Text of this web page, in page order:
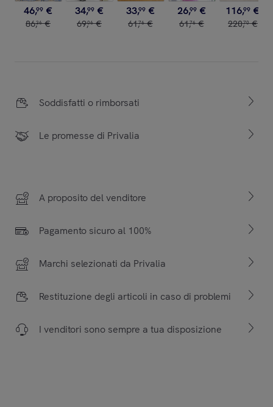
46,99 €
86,36 €
34,99 €
69,06 €
33,99 €
61,76 €
26,99 €
61,76 €
116,99 €
220,70 €
Soddisfatti o rimborsati
Le promesse di Privalia
A proposito del venditore
Pagamento sicuro al 100%
Marchi selezionati da Privalia
Restituzione degli articoli in caso di problemi
I venditori sono sempre a tua disposizione